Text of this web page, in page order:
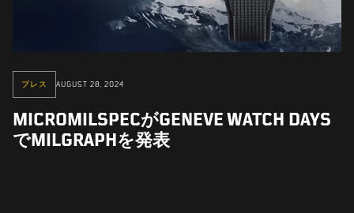
プレス AUGUST 28, 2024
MICROMILSPECがGENEVE WATCH DAYS
でMILGRAPHを発表